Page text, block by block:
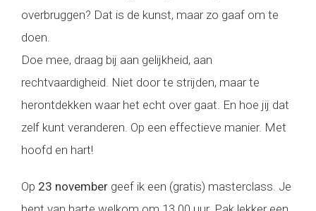
overbruggen? Dat is de kunst, maar zo gaaf om te
doen.
Doe mee, draag bij aan gelijkheid, aan
rechtvaardigheid. Niet door te strijden, maar te
herontdekken waar het echt over gaat. En hoe jij dat
zelf kunt veranderen. Op een effectieve manier. Met
hoofd en hart!
Op 23 november geef ik een (gratis) masterclass. Je